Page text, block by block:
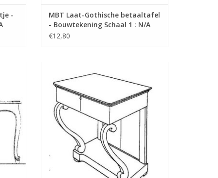
sehe
-
MBT Laat-Gothische betaaltafel
- Bouwtekening Schaal 1 : N/A
(45.40.004)
€12,80
Bouwtekening Schaal 1 : N/A (45.40.009)
TOEVOEGEN AAN WINKELWAGEN